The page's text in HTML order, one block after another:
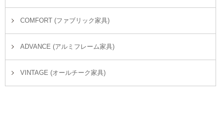
COMFORT (ファブリック家具)
ADVANCE (アルミフレーム家具)
VINTAGE (オールチーク家具)